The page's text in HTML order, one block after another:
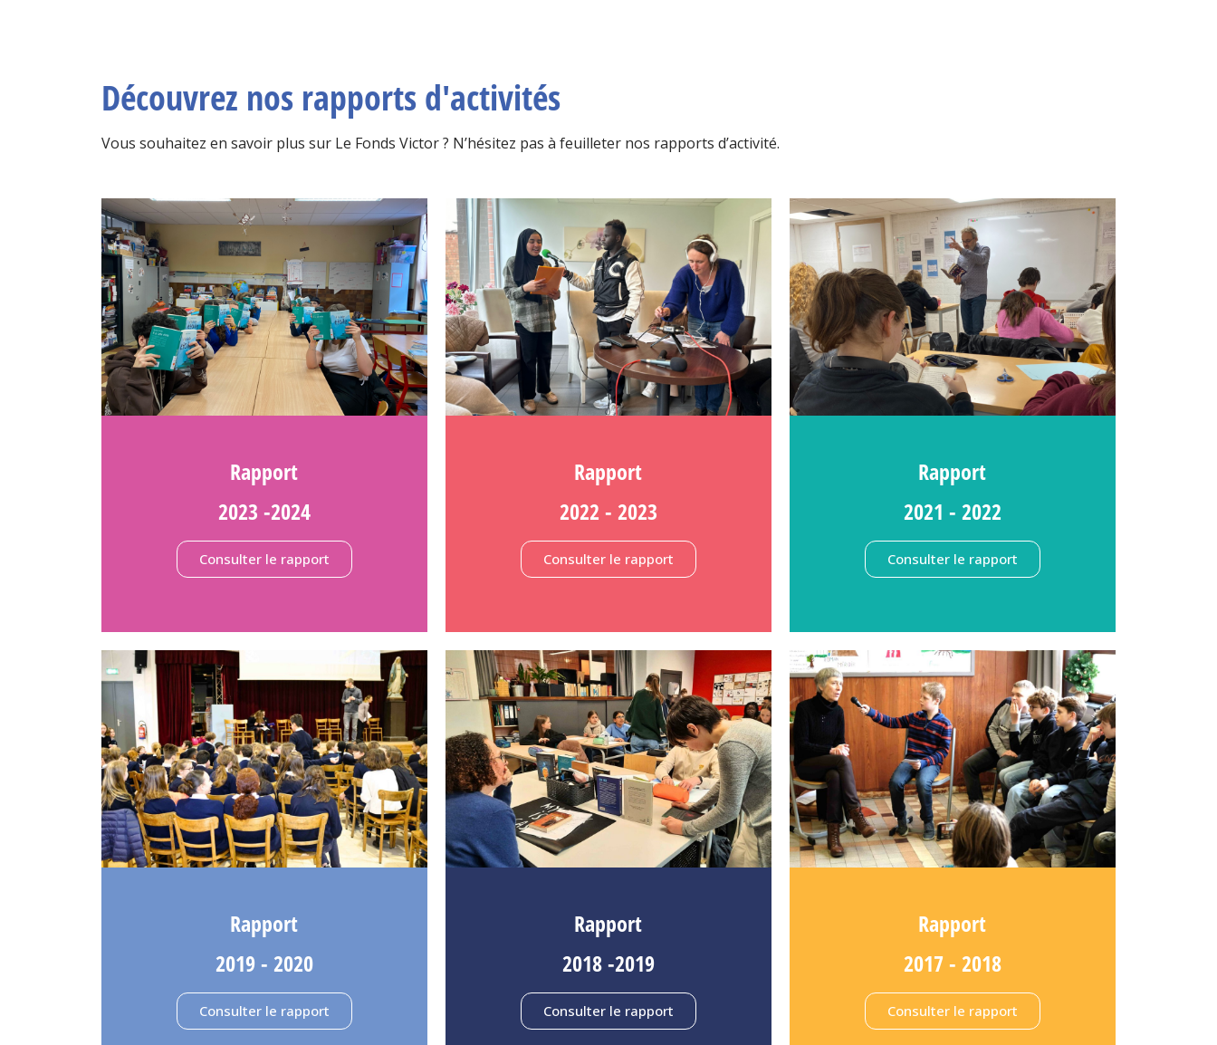
Découvrez nos rapports d'activités
Vous souhaitez en savoir plus sur Le Fonds Victor ? N’hésitez pas à feuilleter nos rapports d’activité.
Rapport
2023 -2024
Consulter le rapport
Rapport
2022 - 2023
Consulter le rapport
Rapport
2021 - 2022
Consulter le rapport
Rapport
2019 - 2020
Consulter le rapport
Rapport
2018 -2019
Consulter le rapport
Rapport
2017 - 2018
Consulter le rapport